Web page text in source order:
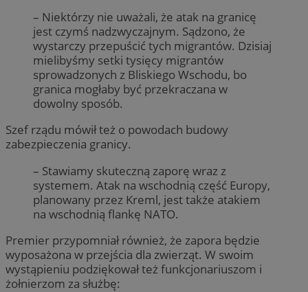
– Niektórzy nie uważali, że atak na granicę
jest czymś nadzwyczajnym. Sądzono, że
wystarczy przepuścić tych migrantów. Dzisiaj
mielibyśmy setki tysięcy migrantów
sprowadzonych z Bliskiego Wschodu, bo
granica mogłaby być przekraczana w
dowolny sposób.
Szef rządu mówił też o powodach budowy
zabezpieczenia granicy.
– Stawiamy skuteczną zaporę wraz z
systemem. Atak na wschodnią część Europy,
planowany przez Kreml, jest także atakiem
na wschodnią flankę NATO.
Premier przypomniał również, że zapora będzie
wyposażona w przejścia dla zwierząt. W swoim
wystąpieniu podziękował też funkcjonariuszom i
żołnierzom za służbę: